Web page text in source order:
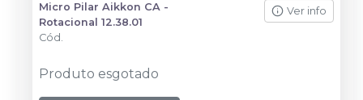
Micro Pilar Aikkon CA -
Rotacional 12.38.01
Cód.
Ver info
Produto esgotado